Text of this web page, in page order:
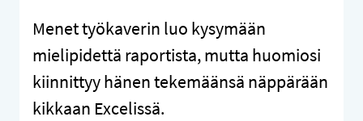
Menet työkaverin luo kysymään
mielipidettä raportista, mutta huomiosi
kiinnittyy hänen tekemäänsä näppärään
kikkaan Excelissä.